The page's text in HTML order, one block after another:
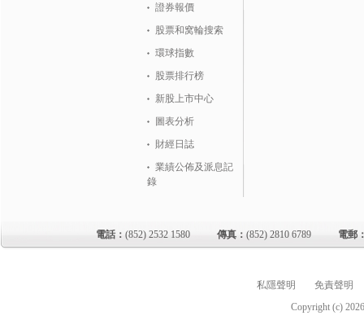
證券報價
股票和窝輪搜索
環球指數
股票排行榜
新股上市中心
圖表分析
財經日誌
業績公佈及派息記
錄
電話： (852) 2532 1580 傳真： (852) 2810 6789 電郵
私隱聲明
免責聲明
Copyright (c)